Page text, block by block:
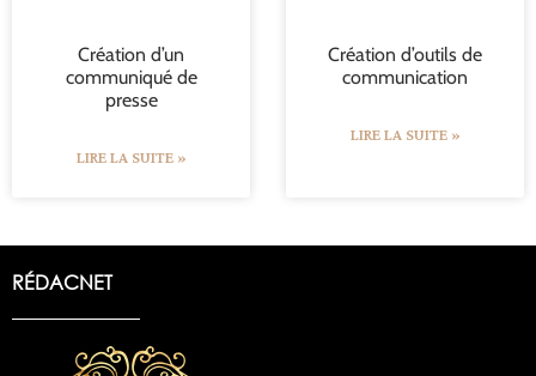
Création d’un
communiqué de
presse
LIRE LA SUITE »
Création d’outils de
communication
LIRE LA SUITE »
RÉDACNET